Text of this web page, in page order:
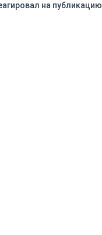
на публикацию